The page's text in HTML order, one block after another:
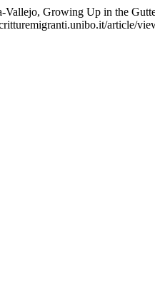
Vallejo, Growing Up in the
article/